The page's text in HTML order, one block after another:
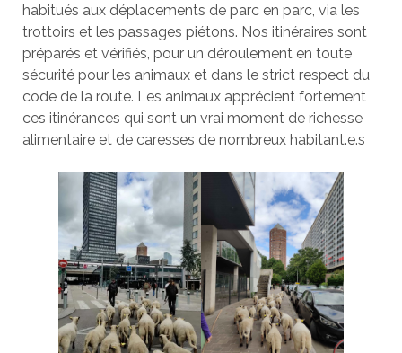
habitués aux déplacements de parc en parc, via les
trottoirs et les passages piétons. Nos itinéraires sont
préparés et vérifiés, pour un déroulement en toute
sécurité pour les animaux et dans le strict respect du
code de la route. Les animaux apprécient fortement
ces itinérances qui sont un vrai moment de richesse
alimentaire et de caresses de nombreux habitant.e.s